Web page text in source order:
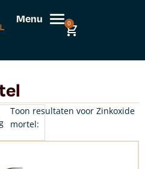
Menu 0
Toon resultaten voor Zinkoxide
mortel: